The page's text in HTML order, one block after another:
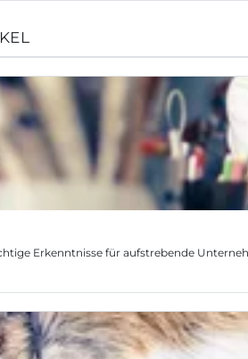
Erkenntnisse für aufstrebende